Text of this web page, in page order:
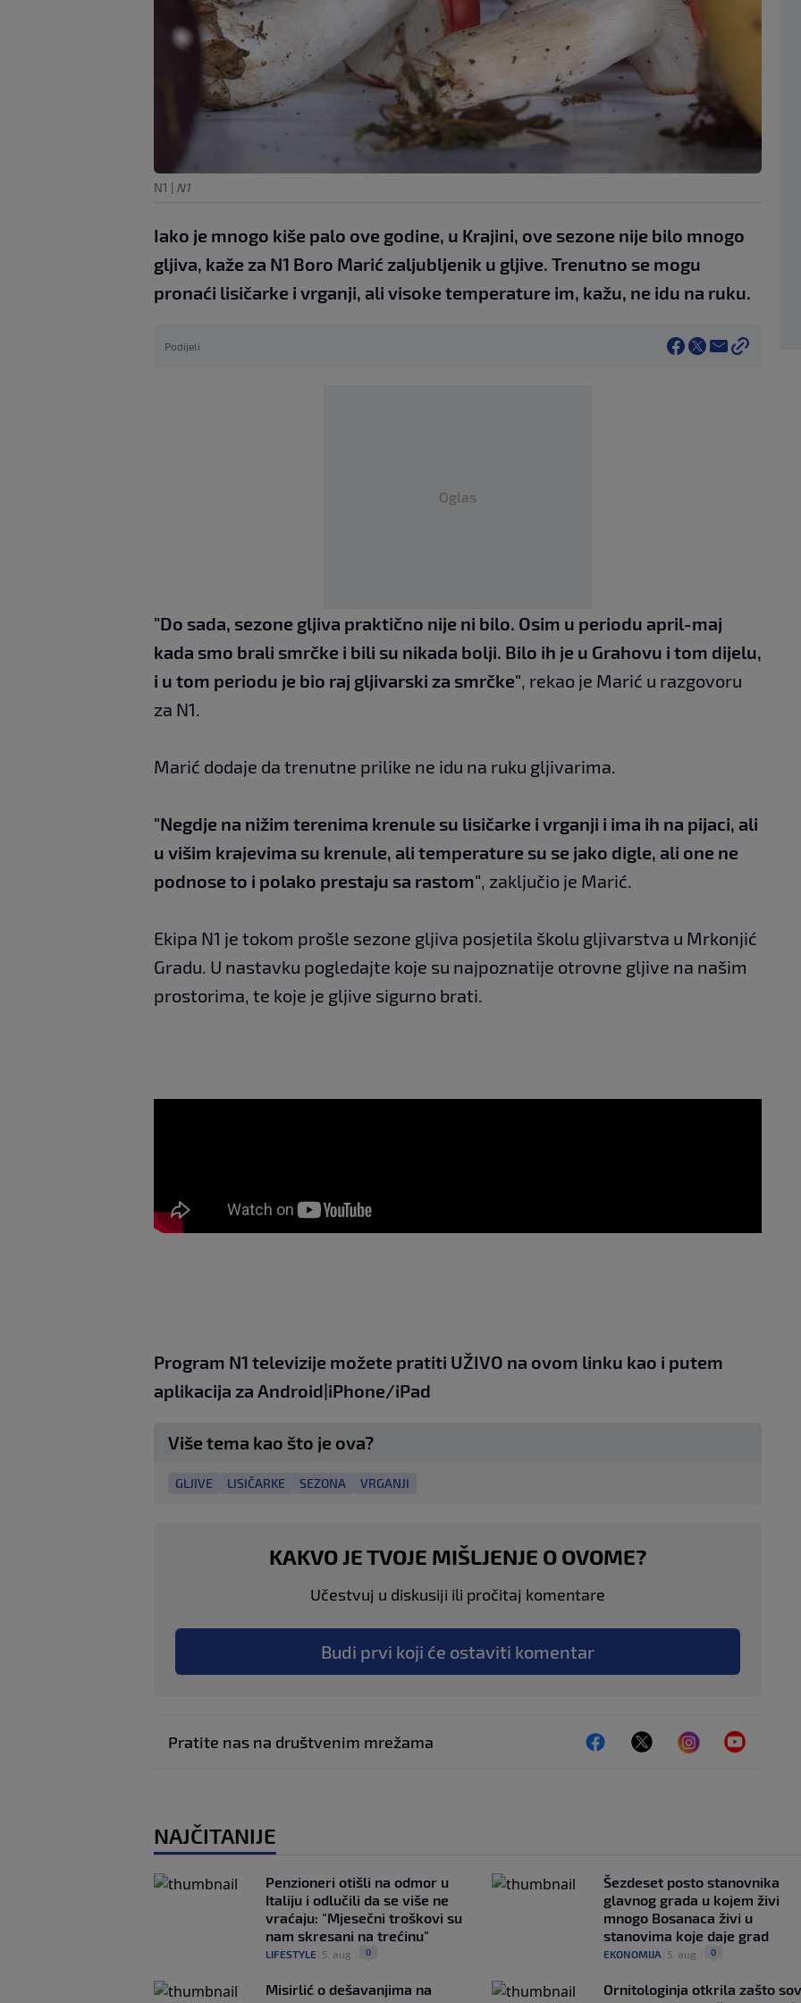
N1 | N1
Iako je mnogo kiše palo ove godine, u Krajini, ove sezone nije bilo mnogo
gljiva, kaže za N1 Boro Marić zaljubljenik u gljive. Trenutno se mogu
pronaći lisičarke i vrganji, ali visoke temperature im, kažu, ne idu na ruku.
Podijeli
Oglas
"Do sada, sezone gljiva praktično nije ni bilo. Osim u periodu april-maj
kada smo brali smrčke i bili su nikada bolji. Bilo ih je u Grahovu i tom dijelu,
i u tom periodu je bio raj gljivarski za smrčke" , rekao je Marić u razgovoru
za N1.
Marić dodaje da trenutne prilike ne idu na ruku gljivarima.
"Negdje na nižim terenima krenule su lisičarke i vrganji i ima ih na pijaci, ali
u višim krajevima su krenule, ali temperature su se jako digle, ali one ne
podnose to i polako prestaju sa rastom" , zaključio je Marić.
Ekipa N1 je tokom prošle sezone gljiva posjetila školu gljivarstva u Mrkonjić
Gradu. U nastavku pogledajte koje su najpoznatije otrovne gljive na našim
prostorima, te koje je gljive sigurno brati.
Program N1 televizije možete pratiti UŽIVO na ovom linku kao i putem
aplikacija za Android|iPhone/iPad
Više tema kao što je ova?
GLJIVE LISIČARKE SEZONA VRGANJI
KAKVO JE TVOJE MIŠLJENJE O OVOME?
Učestvuj u diskusiji ili pročitaj komentare
Budi prvi koji će ostaviti komentar
Pratite nas na društvenim mrežama
NAJČITANIJE
Penzioneri otišli na odmor u
Italiju i odlučili da se više ne
vraćaju: "Mjesečni troškovi su
nam skresani na trećinu"
LIFESTYLE 5. aug. 0
Šezdeset posto stanovnika
glavnog grada u kojem živi
mnogo Bosanaca živi u
stanovima koje daje grad
EKONOMIJA 5. aug. 0
Misirlić o dešavanjima na
Ornitologinja otkrila zašto